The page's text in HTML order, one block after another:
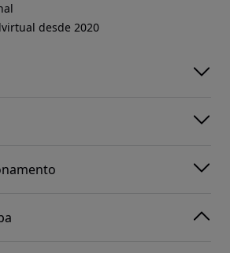
desde 2020